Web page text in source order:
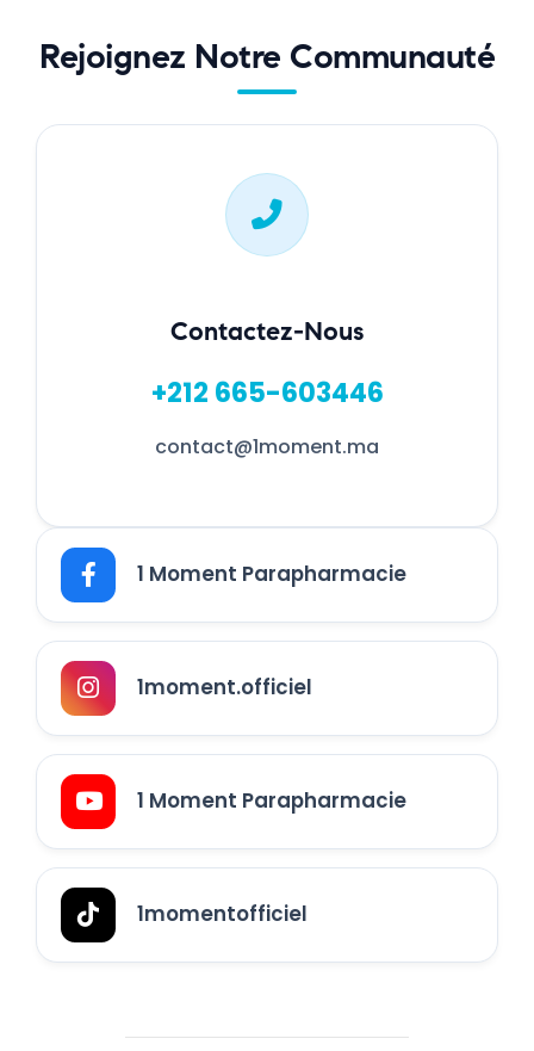
Rejoignez Notre Communauté
Contactez-Nous
+212 665-603446
contact@1moment.ma
1 Moment Parapharmacie
1moment.officiel
1 Moment Parapharmacie
1momentofficiel